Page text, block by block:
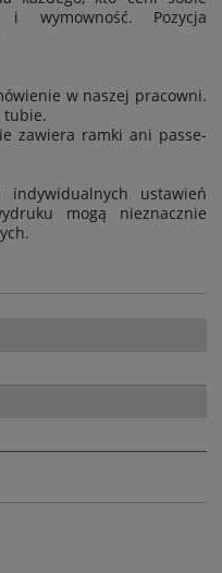
i wymowność. Pozycja
w naszej pracowni.
tubie.
zawiera ramki ani passe-
ustawień
mogą nieznacznie